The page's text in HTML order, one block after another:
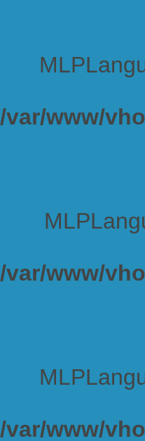
/var/www/
/var/www/
/var/www/